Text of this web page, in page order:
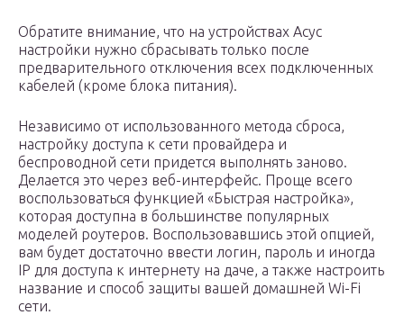
Обратите внимание, что на устройствах Асус
настройки нужно сбрасывать только после
предварительного отключения всех подключенных
кабелей (кроме блока питания).
Независимо от использованного метода сброса,
настройку доступа к сети провайдера и
беспроводной сети придется выполнять заново.
Делается это через веб-интерфейс. Проще всего
воспользоваться функцией «Быстрая настройка»,
которая доступна в большинстве популярных
моделей роутеров. Воспользовавшись этой опцией,
вам будет достаточно ввести логин, пароль и иногда
IP для доступа к интернету на даче, а также настроить
название и способ защиты вашей домашней Wi-Fi
сети.